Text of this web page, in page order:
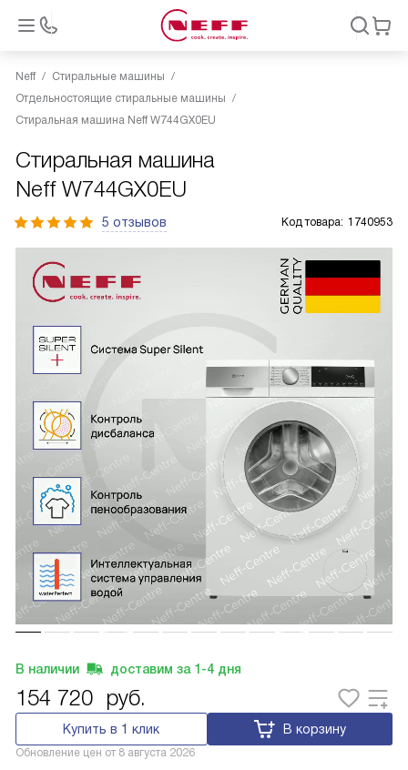
Neff
Стиральные машины
Отдельностоящие стиральные машины
Стиральная машина Neff W744GX0EU
Стиральная машина
Neff W744GX0EU
5 отзывов Код товара: 1740953
В наличии доставим за 1-4 дня
154 720 руб.
Купить в 1 клик В корзину
Обновление цен от 8 августа 2026